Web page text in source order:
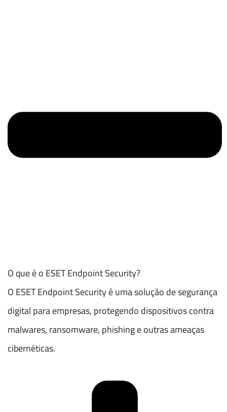
O que é o ESET Endpoint Security?
O ESET Endpoint Security é uma solução de segurança
digital para empresas, protegendo dispositivos contra
malwares, ransomware, phishing e outras ameaças
cibernéticas.